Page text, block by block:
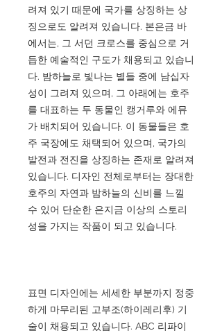
려져 있기 때문에 국가를 상징하는 상
징으로도 알려져 있습니다. 본은금 바
에서는, 그 서던 크로스를 중심으로 거
듭한 예술적인 구도가 채용되고 있습니
다. 밤하늘로 빛나는 별들 중에 남십자
성이 그려져 있으며, 그 아래에는 호주
를 대표하는 두 동물인 캥거루와 에뮤
가 배치되어 있습니다. 이 동물들은 호
주 국장에도 채택되어 있으며, 국가의
발전과 전진을 상징하는 존재로 알려져
있습니다. 디자인 전체로부터는 장대한
호주의 자연과 밤하늘의 신비를 느낄
수 있어 단순한 은지금 이상의 스토리
성을 가지는 작품이 되고 있습니다.
표면 디자인에는 세세한 부분까지 정중
하게 마무리된 고부조(하이레리후) 기
술이 채용되고 있습니다. ABC 리파이